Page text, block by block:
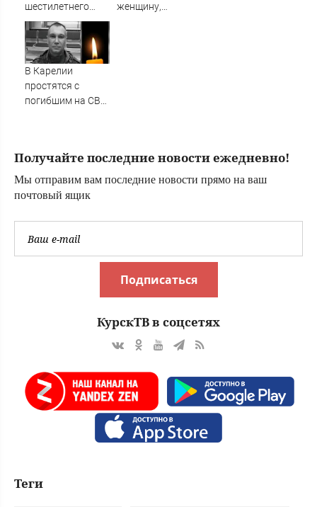
шестилетнего
ребенка
женщину,
В Карелии
простятся с
погибшим на СВО
Получайте последние новости ежедневно!
Мы отправим вам последние новости прямо на ваш
почтовый ящик
Подписаться
КурскТВ в соцсетях
Теги